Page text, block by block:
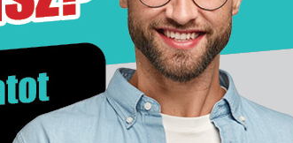
2 kg